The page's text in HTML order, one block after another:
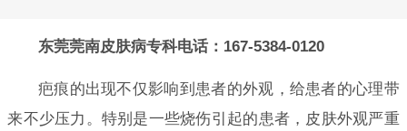
东莞莞南皮肤病专科电话：167-5384-0120
疤痕的出现不仅影响到患者的外观，给患者的心理带
来不少压力。特别是一些烧伤引起的患者，皮肤外观严重